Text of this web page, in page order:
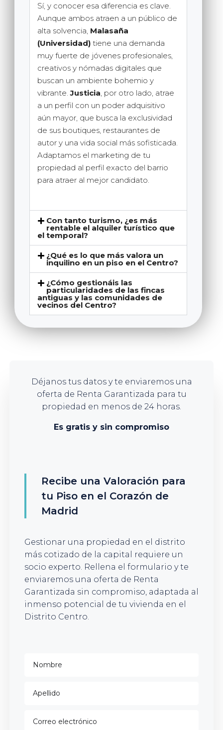
Sí, y conocer esa diferencia es clave.
Aunque ambos atraen a un público de
alta solvencia, Malasaña
(Universidad)tiene una demanda
muy fuerte de jóvenes profesionales,
creativos y nómadas digitales que
buscan un ambiente bohemio y
vibrante.Justicia, por otro lado, atrae
a un perfil con un poder adquisitivo
aún mayor, que busca la exclusividad
de sus boutiques, restaurantes de
autor y una vida social más sofisticada.
Adaptamos el marketing de tu
propiedad al perfil exacto del barrio
para atraer al mejor candidato.
Con tanto turismo, ¿es más
rentable el alquiler turístico que
el temporal?
¿Qué es lo que más valora un
inquilino en un piso en el Centro?
¿Cómo gestionáis las
particularidades de las fincas
antiguas y las comunidades de
vecinos del Centro?
Déjanos tus datos y te enviaremos una
oferta de Renta Garantizada para tu
propiedad en menos de 24 horas.
Es gratis y sin compromiso
Recibe una Valoración para
tu Piso en el Corazón de
Madrid
Gestionar una propiedad en el distrito
más cotizado de la capital requiere un
socio experto. Rellena el formulario y te
enviaremos una oferta de Renta
Garantizada sin compromiso, adaptada al
inmenso potencial de tu vivienda en el
Distrito Centro.